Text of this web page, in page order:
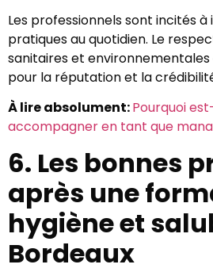
Les professionnels sont incités
pratiques au quotidien. Le
sanitaires et
pour la réputation et la
À lire absolument:Pourquoi
accompagner en tant que
6. Les bonnes
après une
hygiène et
Bordeaux